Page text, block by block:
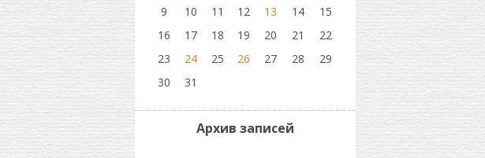
9
10 11 12 13 14
15
16
17 18 19 20 21
22
23
24 25 26 27 28
29
30
31
Архив записей